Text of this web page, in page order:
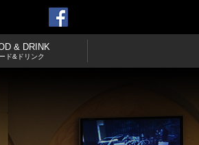
& DRINK
ド&ドリンク